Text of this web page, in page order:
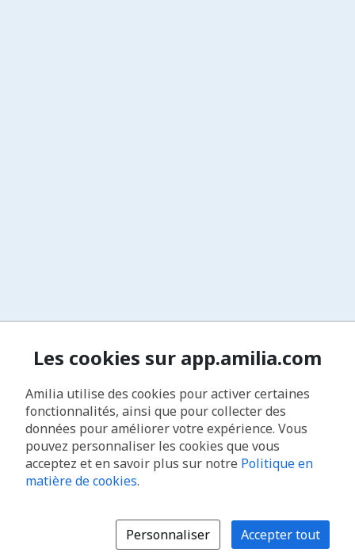
Les cookies sur app.amilia.com
Amilia utilise des cookies pour activer certaines
fonctionnalités, ainsi que pour collecter des
données pour améliorer votre expérience. Vous
pouvez personnaliser les cookies que vous
acceptez et en savoir plus sur notre Politique en
matière de cookies.
Personnaliser Accepter tout